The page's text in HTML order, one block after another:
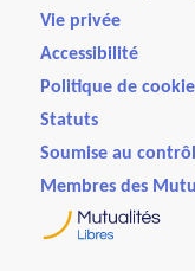
Vie privée
Accessibilité
Politique de
Statuts
Soumise au
Membres des